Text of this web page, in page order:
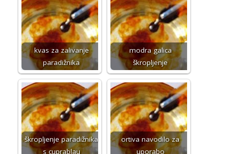
kvas za zalivanje
paradižnika
modra galica
škropljenje
škropljenje paradižnika
s cuprablau
ortiva navodilo za
uporabo